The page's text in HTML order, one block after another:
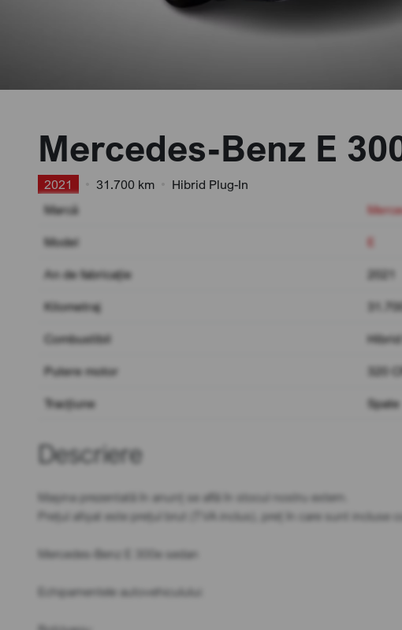
Mercedes-Benz E
2021 31.700 km
Hibrid Plug-In
Marcă
Model
An de fabricație 2021
Kilometraj
Combustibil
Putere motor 320
Tracțiune Spate
Descriere
Mașina prezentată în anunț se află în stocul nostru extern.
Prețul afișat este prețul brut (TVA inclus), preț în care sunt incluse
Mercedes-Benz E 300e sedan
Echipamentele autovehiculului: